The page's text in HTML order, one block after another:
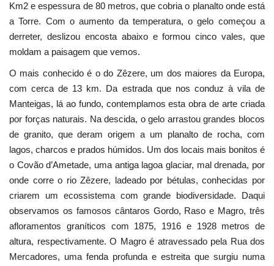
Km2 e espessura de 80 metros, que cobria o planalto onde está
a Torre. Com o aumento da temperatura, o gelo começou a
derreter, deslizou encosta abaixo e formou cinco vales, que
moldam a paisagem que vemos.
O mais conhecido é o do Zêzere, um dos maiores da Europa,
com cerca de 13 km. Da estrada que nos conduz à vila de
Manteigas, lá ao fundo, contemplamos esta obra de arte criada
por forças naturais. Na descida, o gelo arrastou grandes blocos
de granito, que deram origem a um planalto de rocha, com
lagos, charcos e prados húmidos. Um dos locais mais bonitos é
o Covão d’Ametade, uma antiga lagoa glaciar, mal drenada, por
onde corre o rio Zêzere, ladeado por bétulas, conhecidas por
criarem um ecossistema com grande biodiversidade. Daqui
observamos os famosos cântaros Gordo, Raso e Magro, três
afloramentos graníticos com 1875, 1916 e 1928 metros de
altura, respectivamente. O Magro é atravessado pela Rua dos
Mercadores, uma fenda profunda e estreita que surgiu numa